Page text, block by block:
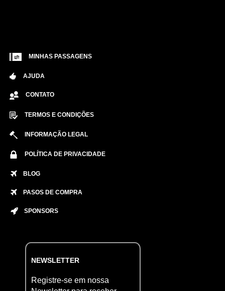
MINHAS PASSAGENS
AJUDA
CONTATO
TERMOS E CONDIÇÕES
INFORMAÇÃO LEGAL
POLÍTICA DE PRIVACIDADE
BLOG
PASOS DE COMPRA
SPONSORS
NEWSLETTER
Registre-se em nossa